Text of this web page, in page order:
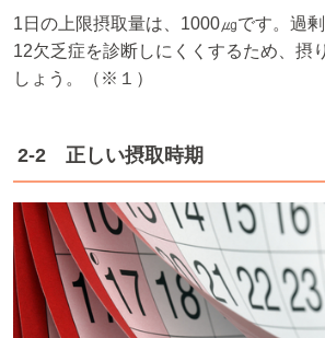
1日の上限摂取量は、1000㎍です。過
12欠乏症を診断しにくくするため、摂
しょう。（※１）
2-2 正しい摂取時期